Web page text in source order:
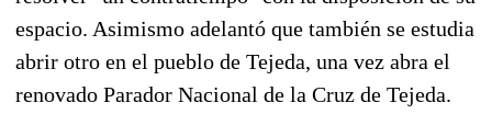
espacio. Asimismo adelantó que también se estudia
abrir otro en el pueblo de Tejeda, una vez abra el
renovado Parador Nacional de la Cruz de Tejeda.